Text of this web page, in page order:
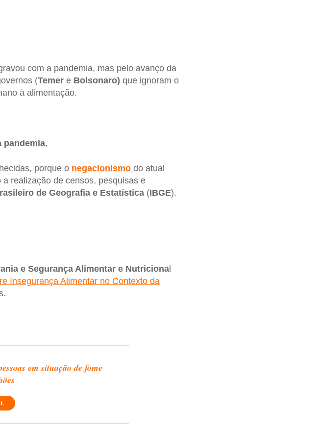
com a pandemia, mas pelo avanço da
(Temere Bolsonaro) que ignoram o
à alimentação.
pandemia,
porque o negacionismo do atual
realização de censos, pesquisas e
de Geografia e Estatística(IBGE).
e Segurança Alimentar e Nutricional
Insegurança Alimentar no Contexto da
em situação de fome